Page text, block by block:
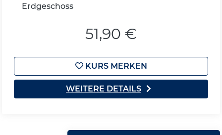
Erdgeschoss
51,90 €
KURS MERKEN
WEITERE DETAILS